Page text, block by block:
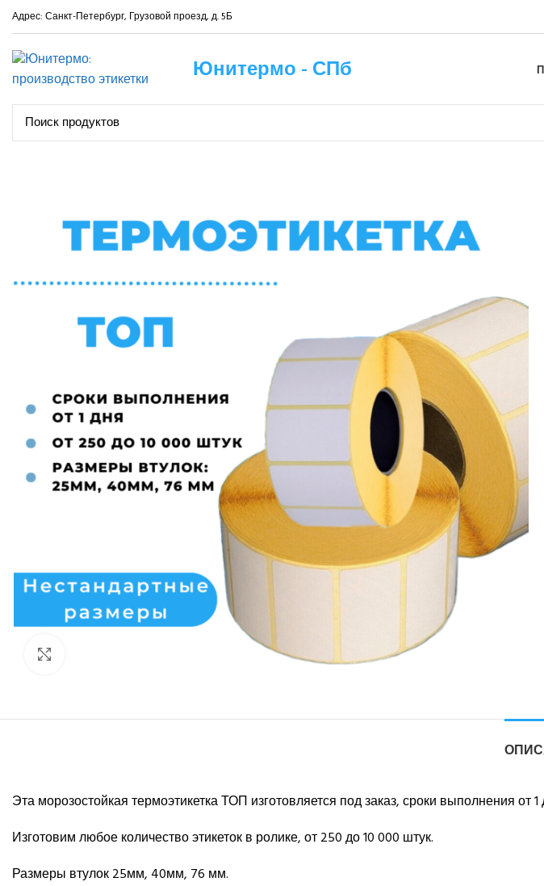
Адрес: Санкт-Петербург, Грузовой проезд, д. 5Б
Юнитермо - СПб
Эта морозостойкая термоэтикетка ТОП изготовляется под заказ, сроки выполнения от 1
Изготовим любое количество этикеток в ролике, от 250 до 10 000 штук.
Размеры втулок 25мм, 40мм, 76 мм.